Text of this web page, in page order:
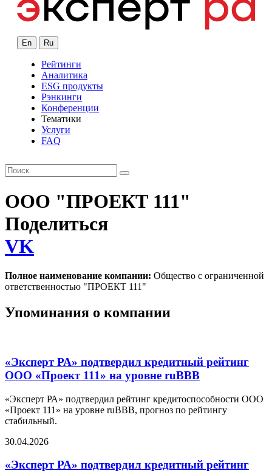
En Ru
Рейтинги
Аналитика
ESG продукты
Рэнкинги
Конференции
Тематики
Услуги
FAQ
ООО "ПРОЕКТ 111"
Поделиться
VK
Полное наименование компании: Общество с ограниченной
ответственностью "ПРОЕКТ 111"
Упоминания о компании
«Эксперт РА» подтвердил кредитный рейтинг
ООО «Проект 111» на уровне ruBBB
«Эксперт РА» подтвердил рейтинг кредитоспособности ООО
«Проект 111» на уровне ruBBB, прогноз по рейтингу
стабильный.
30.04.2026
«Эксперт РА» подтвердил кредитный рейтинг